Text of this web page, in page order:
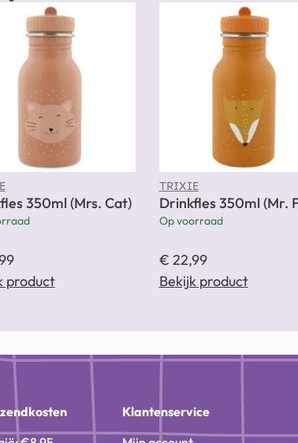
350ml (Mrs. Cat)
product
TRIXIE
Drinkfles 350ml (Mr.
Op voorraad
€ 22,99
Bekijk product
Klantenservice